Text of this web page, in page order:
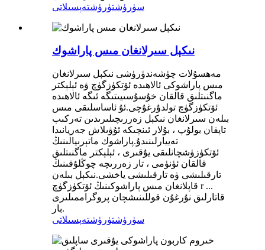
سۈرۈشتۈرۈشتەپسىلاتى
نىكېل سىرلانغان مىس پاراشوك
مەھسۇلات چۈشەندۈرۈشى نىكېل سىرلانغان
مىس پاراشوكى ئالاھىدە ئۆتكۈزگۈچ ۋە ئېلېكتر
ماگنىتلىق قالقان خۇسۇسىيىتىگە ئىگە ئالاھىدە
ئۆتكۈزگۈچ تولدۇرغۇچى.ئۇ ئاساسلىقى مىس
بىلەن سىرلانغان نىكېل زەررىچىلىرىدىن تەركىب
تاپقان بولۇپ ، بۇلار ئىنچىكە ئۇۋىلاش جەريانىدا
تەييارلىنىدۇ.پاراشوك ماتېرىيالىنىڭ
ئۆتكۈزۈشچانلىقى يۇقىرى ، ئېلېكتر ماگنىتلىق
قالقان ئۈنۈمى ، تار زەررىچە چوڭلۇقىنىڭ
تارقىلىشى ۋە تارقىلىشى ياخشى.نىكېل بىلەن
قاپلانغان مىس پاراشوكىنىڭ ئۆتكۈزگۈچ r ...
قاتارلىق نۇرغۇن قوللىنىشچان پروگراممىلىرى
بار.
سۈرۈشتۈرۈشتەپسىلاتى